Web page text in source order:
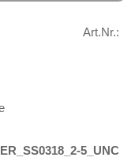
Art.Nr.:
5_UNC